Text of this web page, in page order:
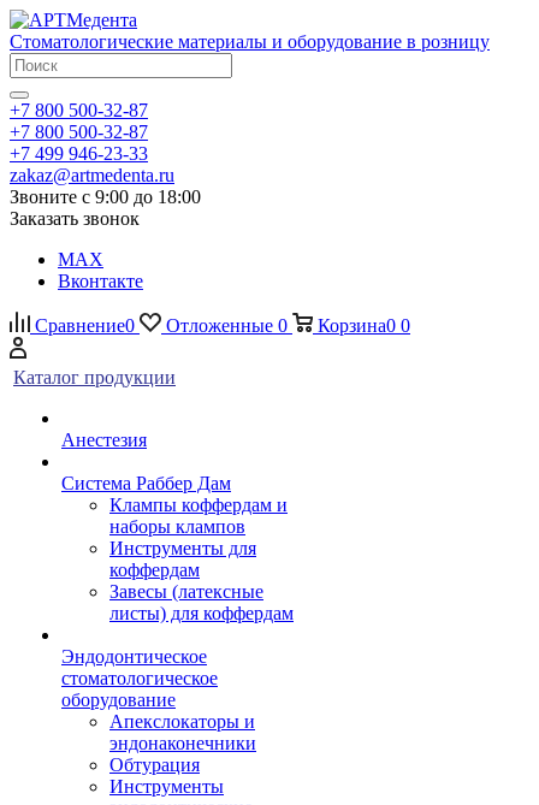
Стоматологические материалы и оборудование в розницу
+7 800 500-32-87
+7 800 500-32-87
+7 499 946-23-33
zakaz@artmedenta.ru
Звоните с 9:00 до 18:00
Заказать звонок
MAX
Вконтакте
Сравнение0 Отложенные 0 Корзина0 0
Каталог продукции
Анестезия
Система Раббер Дам
Клампы коффердам и
наборы клампов
Инструменты для
коффердам
Завесы (латексные
листы) для коффердам
Эндодонтическое
стоматологическое
оборудование
Апекслокаторы и
эндонаконечники
Обтурация
Инструменты